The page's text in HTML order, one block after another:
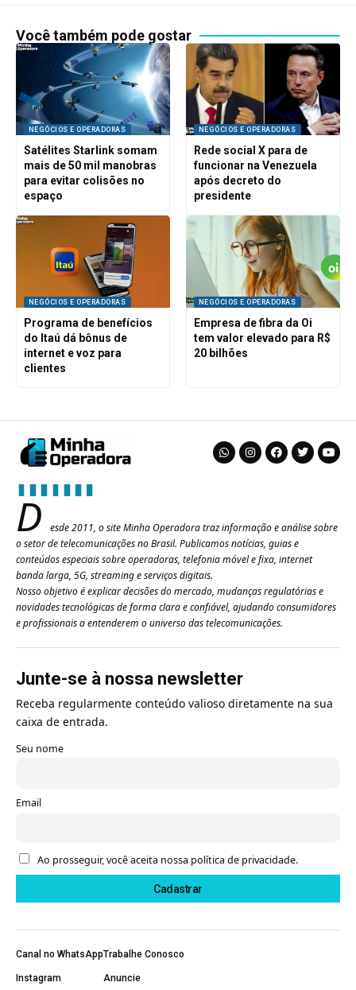
Você também pode gostar
NEGÓCIOS E OPERADORAS
Satélites Starlink somam
mais de 50 mil manobras
para evitar colisões no
espaço
NEGÓCIOS E OPERADORAS
Rede social X para de
funcionar na Venezuela
após decreto do
presidente
NEGÓCIOS E OPERADORAS
Programa de benefícios
do Itaú dá bônus de
internet e voz para
clientes
NEGÓCIOS E OPERADORAS
Empresa de fibra da Oi
tem valor elevado para R$
20 bilhões
D
esde 2011, o site Minha Operadora traz informação e análise sobre
o setor de telecomunicações no Brasil. Publicamos notícias, guias e
conteúdos especiais sobre operadoras, telefonia móvel e fixa, internet
banda larga, 5G, streaming e serviços digitais.
Nosso objetivo é explicar decisões do mercado, mudanças regulatórias e
novidades tecnológicas de forma clara e confiável, ajudando consumidores
e profissionais a entenderem o universo das telecomunicações.
Junte-se à nossa newsletter
Receba regularmente conteúdo valioso diretamente na sua
caixa de entrada.
Seu nome
Email
Ao prosseguir, você aceita nossa política de privacidade.
Canal no WhatsApp
Instagram
Trabalhe Conosco
Anuncie